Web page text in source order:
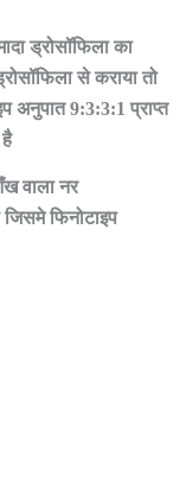
ड्रोसॉफिला का
से कराया तो
अनुपात 9:3:3:1 प्राप्त
वाला नर
फिनोटाइप